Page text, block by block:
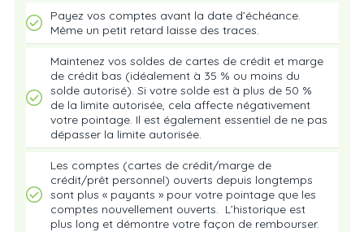
Payez vos comptes avant la date d’échéance.
Même un petit retard laisse des traces.
Maintenez vos soldes de cartes de crédit et marge
de crédit bas (idéalement à 35 % ou moins du
solde autorisé). Si votre solde est à plus de 50 %
de la limite autorisée, cela affecte négativement
votre pointage. Il est également essentiel de ne pas
dépasser la limite autorisée.
Les comptes (cartes de crédit/marge de
crédit/prêt personnel) ouverts depuis longtemps
sont plus « payants » pour votre pointage que les
comptes nouvellement ouverts. L’historique est
plus long et démontre votre façon de rembourser.